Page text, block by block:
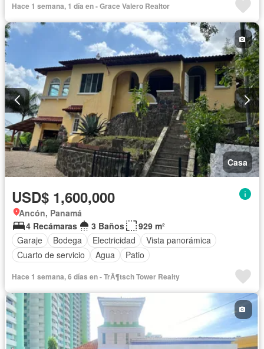
Cocina equipada
Jardín Parrilla
Gimnasio
Cocina integral
Internet Jacuzzi
Gas natural
Vista panorámica
Sauna Seguridad
Cuarto de servicio
Cancha de tenis Agua Patio
Hace 1 semana, 1 día en - Grace Valero Realtor
Casa
USD$ 1,600,000
Ancón, Panamá
4 Recámaras
3 Baños
929 m²
Garaje
Bodega Electricidad
Vista panorámica
Cuarto de servicio
Agua Patio
Hace 1 semana, 6 días en - TrÃ¶tsch Tower Realty